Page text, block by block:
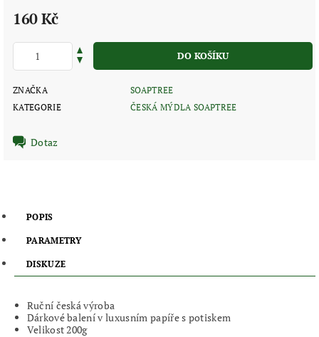
160 Kč
ZNAČKA
SOAPTREE
KATEGORIE
ČESKÁ MÝDLA SOAPTREE
Dotaz
POPIS
PARAMETRY
DISKUZE
Ruční česká výroba
Dárkové balení v luxusním papíře s potiskem
Velikost 200g